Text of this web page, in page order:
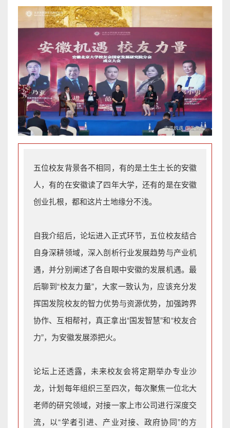
五位校友背景各不相同，有的是土生土长的安徽
人，有的在安徽读了四年大学，还有的是在安徽
创业扎根，都和这片土地缘分不浅。
自我介绍后，论坛进入正式环节，五位校友结合
自身深耕领域，深入剖析行业发展趋势与产业机
遇，并分别阐述了各自眼中安徽的发展机遇。最
后聊到“校友力量”，大家一致认为，应该充分发
挥国发院校友的智力优势与资源优势，加强跨界
协作、互相帮衬，真正拿出“国发智慧”和“校友合
力”，为安徽发展添把火。
论坛上还透露，未来校友会将定期举办专业沙
龙，计划每年组织三至四次，每次聚焦一位北大
老师的研究领域，对接一家上市公司进行深度交
流，以“学者引进、产业对接、政府协同”的方